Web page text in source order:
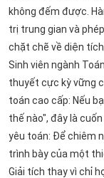
không đếm được.
trị trung gian và
chặt chẽ về diện
Sinh viên ngành
thuyết cực kỳ vững
toán cao cấp: Nếu
thế nào", đây là
yêu toán: Để chiêm
trình bày của một
Giải tích thay vì chỉ